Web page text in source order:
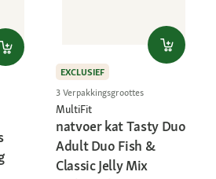
EXCLUSIEF
3 Verpakkingsgroottes
MultiFit
natvoer kat Tasty Duo
Adult Duo Fish &
Classic Jelly Mix